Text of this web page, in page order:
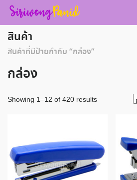
Skip
content
สินค้า
สินค้าที่มีป้ายกำกับ “กล่อง”
กล่อง
Showing 1–12 of 420 results